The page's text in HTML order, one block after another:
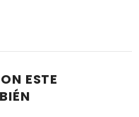
ESTE